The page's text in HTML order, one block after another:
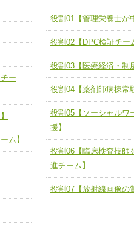
ン
ンチ
役割01【管理栄養士が
役割02【DPC検証チー
役割03【医療経済・制
役割04【薬剤師病棟常
役割05【ソーシャルワ
の支援】
役割06【臨床検査技師
検査推進チーム】
ー
ム】
役割01【管理栄養士が
役割02【DPC検証チー
役割03【医療経済・制
役割04【薬剤師病棟常
役割05【ソーシャルワ
援】
役割06【臨床検査技師
進チーム】
役割07【放射線画像の